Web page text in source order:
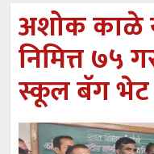
आत्मामालिक गुरूकूलाचे २२८
ईच्छा आणि मेहनतीच्या
पंडोरे
आमदार आशुतोष काळे
उपक्रमांनी साजरा
अशोक काळे
निमित्त ७५
स्कूल बॅग भेट